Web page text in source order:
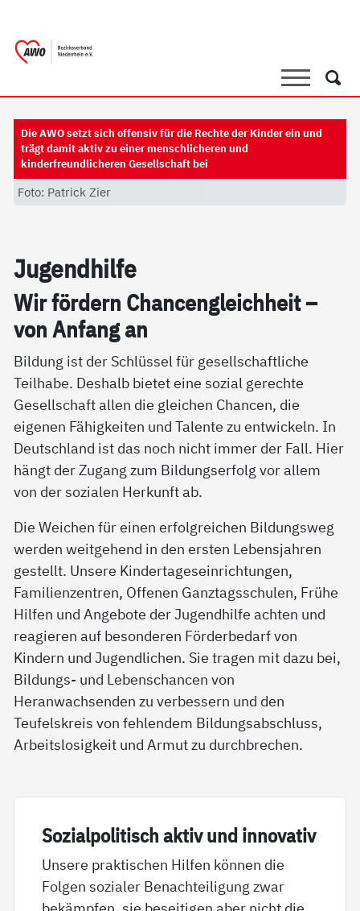
SucheSuche
Die AWO setzt sich offensiv für die Rechte der Kinder ein und
trägt damit aktiv zu einer menschlicheren und
kinderfreundlicheren Gesellschaft bei
Foto: Patrick Zier
Ju­gend­hil­fe
Wir för­dern Chan­cen­g­leich­heit –
von An­fang an
Bildung ist der Schlüssel für gesellschaftliche
Teilhabe. Deshalb bietet eine sozial gerechte
Gesellschaft allen die gleichen Chancen, die
eigenen Fähigkeiten und Talente zu entwickeln. In
Deutschland ist das noch nicht immer der Fall. Hier
hängt der Zugang zum Bildungserfolg vor allem
von der sozialen Herkunft ab.
Die Weichen für einen erfolgreichen Bildungsweg
werden weitgehend in den ersten Lebensjahren
gestellt. Unsere Kindertageseinrichtungen,
Familienzentren, Offenen Ganztagsschulen, Frühe
Hilfen und Angebote der Jugendhilfe achten und
reagieren auf besonderen Förderbedarf von
Kindern und Jugendlichen. Sie tragen mit dazu bei,
Bildungs- und Lebenschancen von
Heranwachsenden zu verbessern und den
Teufelskreis von fehlendem Bildungsabschluss,
Arbeitslosigkeit und Armut zu durchbrechen.
So­zial­po­li­tisch ak­tiv und in­no­va­tiv
Unsere praktischen Hilfen können die
Folgen sozialer Benachteiligung zwar